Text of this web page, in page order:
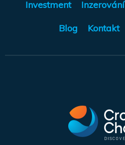
Investment Inzerování
Blog Kontakt